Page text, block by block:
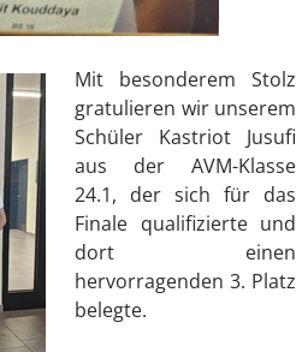
Mit besonderem Stolz
gratulieren wir unserem
Schüler Kastriot Jusufi
aus der AVM-Klasse
24.1, der sich für das
Finale qualifizierte und
dort einen
hervorragenden 3. Platz
belegte.